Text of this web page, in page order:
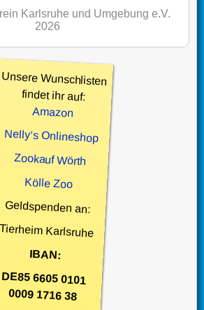
Karlsruhe und Umgebung e.V.
2026
Unsere Wunschlisten
findet ihr auf:
Amazon
Nelly’s Onlineshop
Zookauf Wörth
Kölle Zoo
Geldspenden an:
Tierheim Karlsruhe
IBAN:
DE85 6605 0101
0009 1716 38